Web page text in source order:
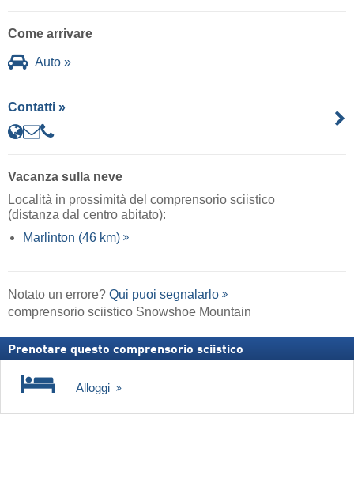
Come arrivare
Auto »
Contatti »
Vacanza sulla neve
Località in prossimità del comprensorio sciistico
(distanza dal centro abitato):
Marlinton (46 km)
Notato un errore? Qui puoi segnalarlo
comprensorio sciistico Snowshoe Mountain
Prenotare questo comprensorio sciistico
Alloggi